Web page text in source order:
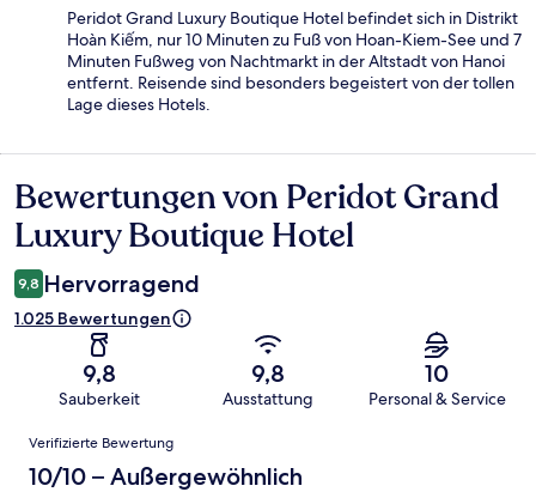
Peridot Grand Luxury Boutique Hotel befindet sich in Distrikt
Hoàn Kiếm, nur 10 Minuten zu Fuß von Hoan-Kiem-See und 7
Minuten Fußweg von Nachtmarkt in der Altstadt von Hanoi
entfernt. Reisende sind besonders begeistert von der tollen
Lage dieses Hotels.
Bewertungen
Bewertungen von Peridot Grand
Luxury Boutique Hotel
9,8 Hervorragend
1.025 Bewertungen
9,8
Sauberkeit
9,8
Ausstattung
10
Personal & Service
Bewertungen
Verifizierte Bewertung
10/10 – Außergewöhnlich